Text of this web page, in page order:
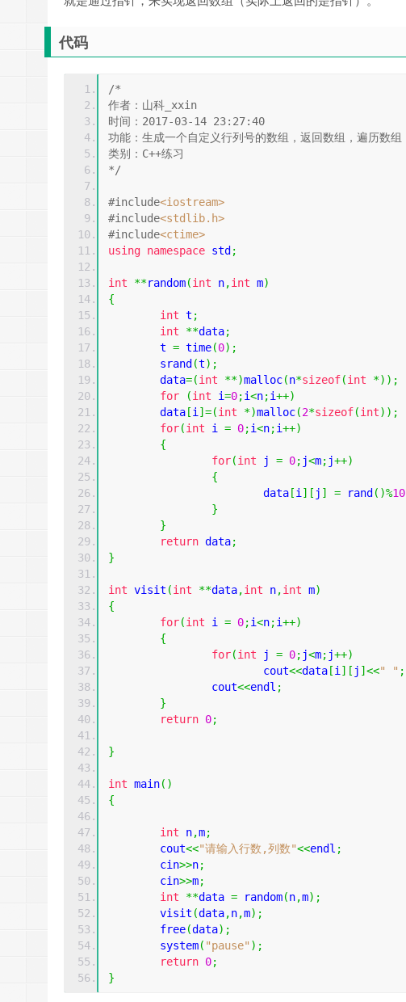
代码
/*
作者：山科_xxin
时间：2017-03-14 23:27:40
功能：生成一个自定义行列号的数组，返回数组，遍历数组
类别：C++练习
*/
#include<iostream>
#include<stdlib.h>
#include<ctime>
using namespace std ;
int **random(int n,int m)
{
int t ;
int
**data;
	t
= time(0);
	srand
(t);
	data
=(int **)malloc(n*sizeof(int
*));
for
(int i=0;i<n;i++)
        data
[i ]=(int *)malloc(2*sizeof(int));
for(int i = 0;i<n;i++)
{
for(int j = 0; j<m; j++)
{
			data
[i ][ j ] = rand ()%10
}
}
return data;
}
int visit (int **data,int n,int m)
{
for(int i = 0;i<n;i++)
{
for(int j = 0; j<m; j++)
			cout
<<data [i ][ j ]<<" " ;
		cout
<<endl ;
}
return 0;
}
int main()
{
int n,m;
	cout
<<"请输入行数,列数"<<endl ;
	cin
>>n;
	cin
>>m;
int
**data = random(n,m);
	visit
(data,n,m);
	free
(data);
	system
( "pause" );
return 0;
}